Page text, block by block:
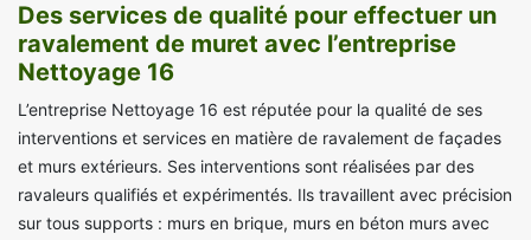
Des services de qualité pour effectuer un
ravalement de muret avec l’entreprise
Nettoyage 16
L’entreprise Nettoyage 16 est réputée pour la qualité de ses
interventions et services en matière de ravalement de façades
et murs extérieurs. Ses interventions sont réalisées par des
ravaleurs qualifiés et expérimentés. Ils travaillent avec précision
sur tous supports : murs en brique, murs en béton murs avec